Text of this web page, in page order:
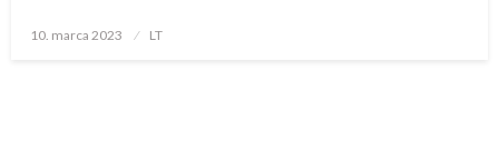
Posted
10. marca 2023 LT